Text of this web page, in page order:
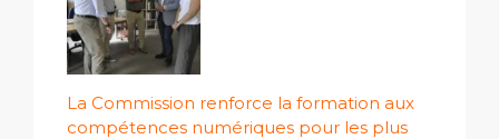
La Commission renforce la formation aux
compétences numériques pour les plus